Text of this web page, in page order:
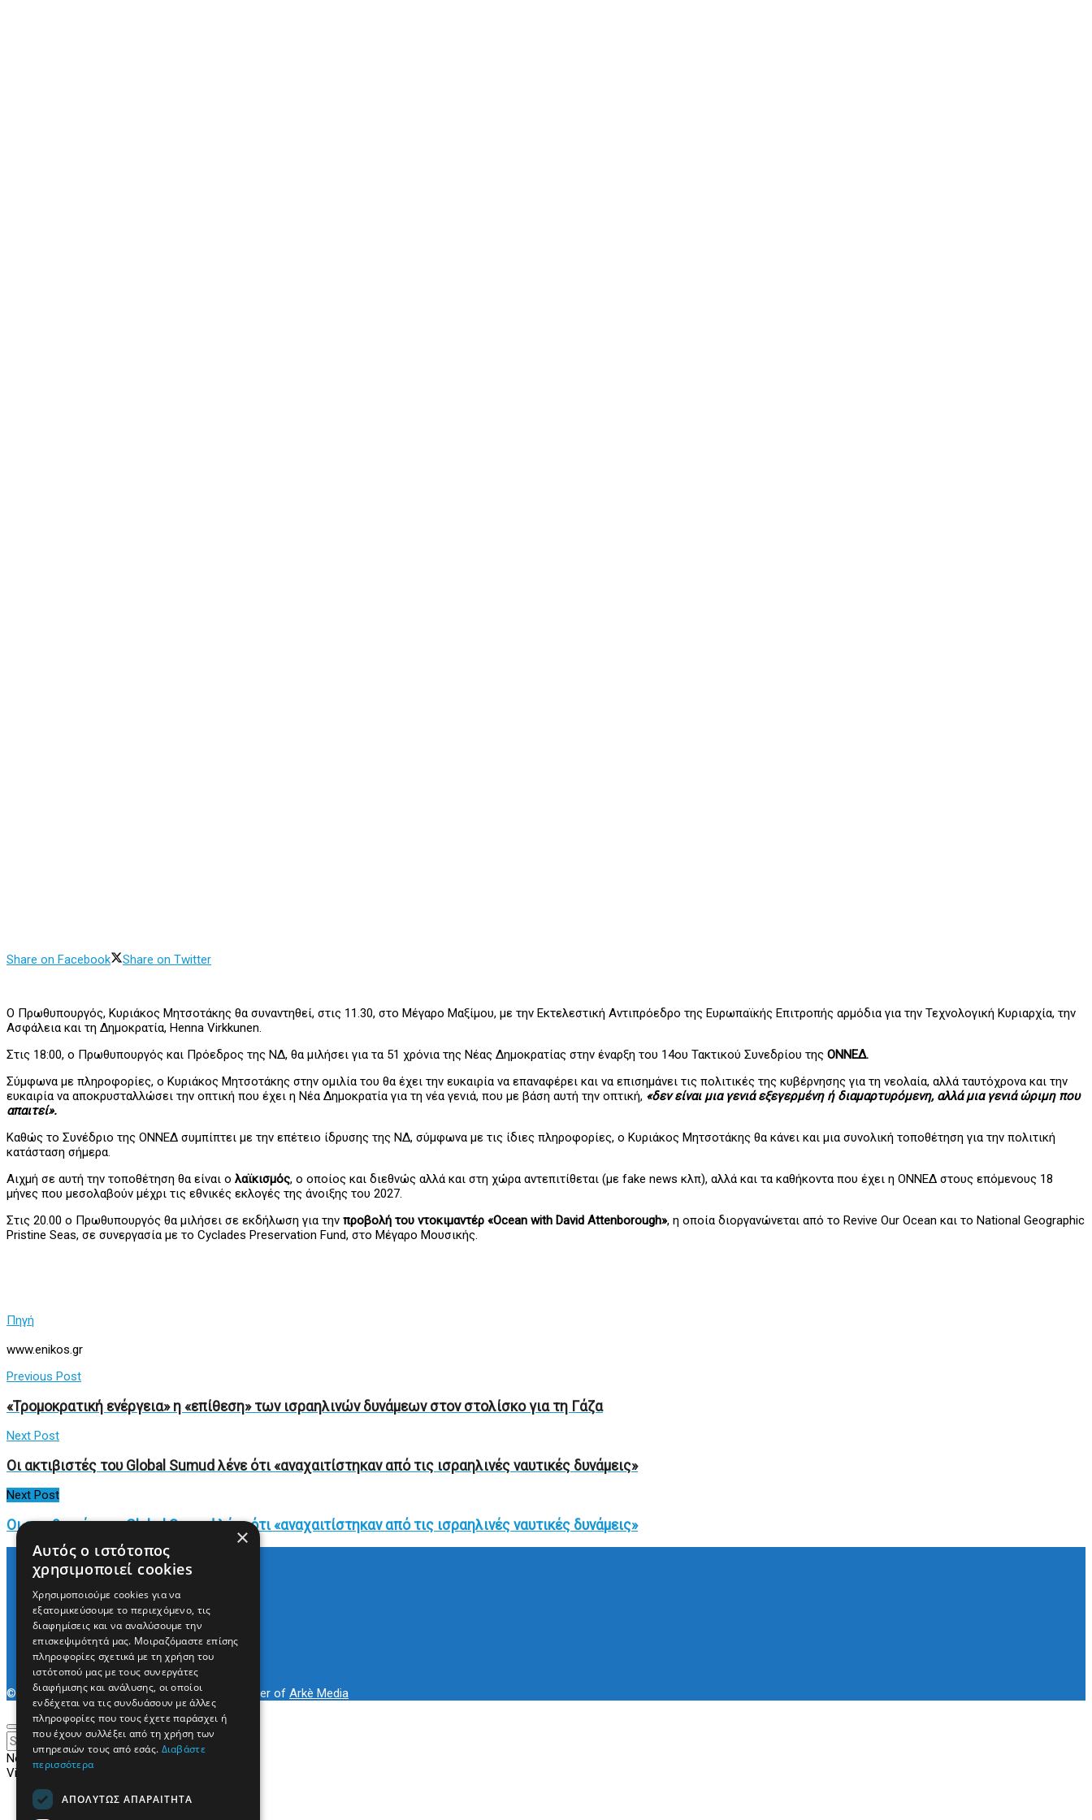
Share on Facebook Share on Twitter
Ο Πρωθυπουργός, Κυριάκος Μητσοτάκης θα συναντηθεί, στις 11.30, στο Μέγαρο Μαξίμου, με την Εκτελεστική Αντιπρόεδρο της Ευρωπαϊκής Επιτροπής αρμόδια για την Τεχνολογική Κυριαρχία, την
Ασφάλεια και τη Δημοκρατία, Henna Virkkunen.
Στις 18:00, ο Πρωθυπουργός και Πρόεδρος της ΝΔ, θα μιλήσει για τα 51 χρόνια της Νέας Δημοκρατίας στην έναρξη του 14ου Τακτικού Συνεδρίου της ΟΝΝΕΔ.
Σύμφωνα με πληροφορίες, ο Κυριάκος Μητσοτάκης στην ομιλία του θα έχει την ευκαιρία να επαναφέρει και να επισημάνει τις πολιτικές της κυβέρνησης για τη νεολαία, αλλά ταυτόχρονα και την
ευκαιρία να αποκρυσταλλώσει την οπτική που έχει η Νέα Δημοκρατία για τη νέα γενιά, που με βάση αυτή την οπτική, «δεν είναι μια γενιά εξεγερμένη ή διαμαρτυρόμενη, αλλά μια γενιά ώριμη που
απαιτεί».
Καθώς το Συνέδριο της ΟΝΝΕΔ συμπίπτει με την επέτειο ίδρυσης της ΝΔ, σύμφωνα με τις ίδιες πληροφορίες, ο Κυριάκος Μητσοτάκης θα κάνει και μια συνολική τοποθέτηση για την πολιτική
κατάσταση σήμερα.
Αιχμή σε αυτή την τοποθέτηση θα είναι ο λαϊκισμός, ο οποίος και διεθνώς αλλά και στη χώρα αντεπιτίθεται (με fake news κλπ), αλλά και τα καθήκοντα που έχει η ΟΝΝΕΔ στους επόμενους 18
μήνες που μεσολαβούν μέχρι τις εθνικές εκλογές της άνοιξης του 2027.
Στις 20.00 ο Πρωθυπουργός θα μιλήσει σε εκδήλωση για την προβολή του ντοκιμαντέρ «Ocean with David Attenborough», η οποία διοργανώνεται από το Revive Our Ocean και το National Geographic
Pristine Seas, σε συνεργασία με το Cyclades Preservation Fund, στο Μέγαρο Μουσικής.
Πηγή
www.enikos.gr
Previous Post
«Τρομοκρατική ενέργεια» η «επίθεση» των ισραηλινών δυνάμεων στον στολίσκο για τη Γάζα
Next Post
Οι ακτιβιστές του Global Sumud λένε ότι «αναχαιτίστηκαν από τις ισραηλινές ναυτικές δυνάμεις»
Next Post
Οι ακτιβιστές του Global Sumud λένε ότι «αναχαιτίστηκαν από τις ισραηλινές ναυτικές δυνάμεις»
Arkè Media Group
Radio Preveza 93
Arkè Advertising
Όροι και Προϋποθέσεις
Επικοινωνία
© 2022PrevezapostInspired byArkè Adv Partner of Arkè Media
No Result
View All Result
Αρχική
Κόσμος
×
Αυτός ο ιστότοπος
χρησιμοποιεί cookies
Χρησιμοποιούμε cookies για να
εξατομικεύσουμε το περιεχόμενο, τις
διαφημίσεις και να αναλύσουμε την
επισκεψιμότητά μας. Μοιραζόμαστε επίσης
πληροφορίες σχετικά με τη χρήση του
ιστότοπού μας με τους συνεργάτες
διαφήμισης και ανάλυσης, οι οποίοι
ενδέχεται να τις συνδυάσουν με άλλες
πληροφορίες που τους έχετε παράσχει ή
που έχουν συλλέξει από τη χρήση των
υπηρεσιών τους από εσάς. Διαβάστε
περισσότερα
ΑΠΟΛΎΤΩΣ ΑΠΑΡΑΊΤΗΤΑ